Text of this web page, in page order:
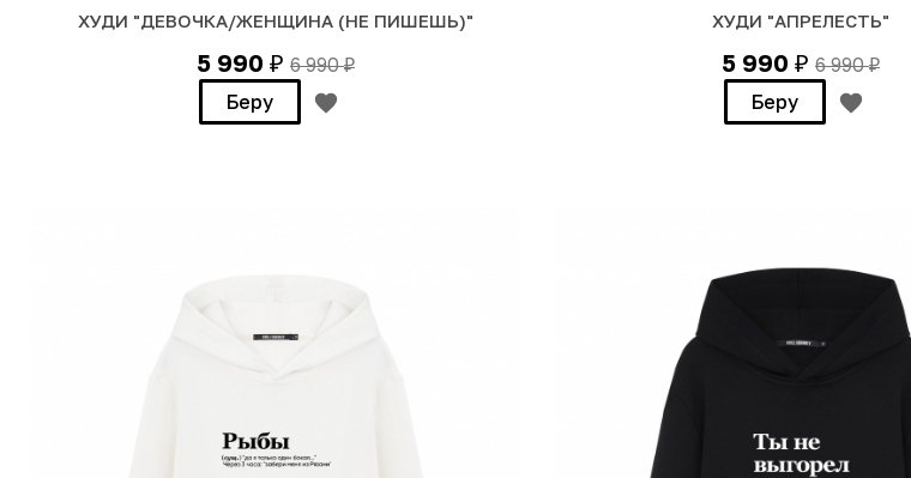
ХУДИ "ДЕВОЧКА/ЖЕНЩИНА (НЕ ПИШЕШЬ)"
5 990 ₽ 6 990₽
Беру
ХУДИ "АПРЕЛЕСТЬ"
5 990 ₽ 6 990₽
Беру